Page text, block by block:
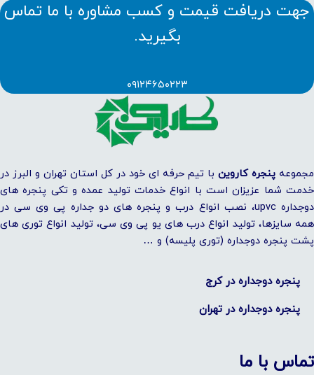
جهت دریافت قیمت و کسب مشاوره با ما تماس
بگیرید.
۰۹۱۲۴۶۵۰۲۲۳
مجموعه پنجره کاروین با تیم حرفه ای خود در کل استان تهران و البرز در
خدمت شما عزیزان است با انواع خدمات تولید عمده و تکی پنجره های
دوجداره upvc، نصب انواع درب و پنجره های دو جداره پی وی سی در
همه سایزها، تولید انواع درب های یو پی وی سی، تولید انواع توری های
پشت پنجره دوجداره (توری پلیسه) و …
پنجره دوجداره در ​کرج
پنجره دوجداره در تهران
تماس با ما